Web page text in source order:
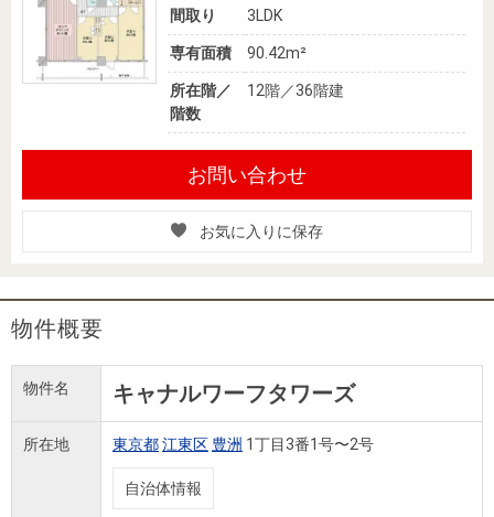
間取り 3LDK
専有面積 90.42m²
所在階／
階数
12階／36階建
お問い合わせ
お気に入りに保存
物件概要
物件名 キャナルワーフタワーズ
所在地 東京都江東区 豊洲 1丁目3番1号〜2号
自治体情報